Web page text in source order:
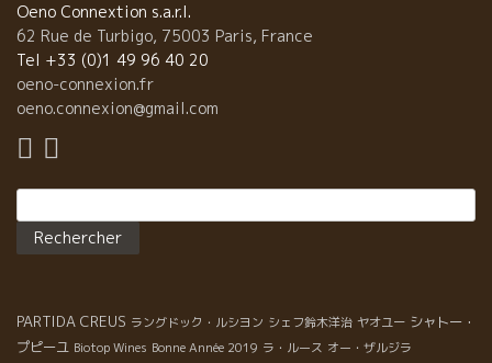
Oeno Connextion s.a.r.l.
62 Rue de Turbigo, 75003 Paris, France
Tel +33 (0)1 49 96 40 20
oeno-connexion.fr
oeno.connexion@gmail.com
PARTIDA CREUS ラングドック・ルシヨン シェフ鈴木洋治 ヤオユー シャトー・
プピーユ Biotop Wines Bonne Année 2019 ラ・ルース オー・ザルジラ